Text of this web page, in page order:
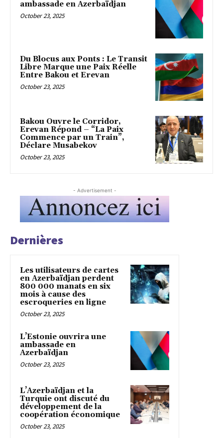
ambassade en Azerbaïdjan
October 23, 2025
Du Blocus aux Ponts : Le Transit
Libre Marque une Paix Réelle
Entre Bakou et Erevan
October 23, 2025
Bakou Ouvre le Corridor,
Erevan Répond – “La Paix
Commence par un Train”,
Déclare Musabekov
October 23, 2025
- Advertisement -
Dernières
Les utilisateurs de cartes
en Azerbaïdjan perdent
800 000 manats en six
mois à cause des
escroqueries en ligne
October 23, 2025
L’Estonie ouvrira une
ambassade en
Azerbaïdjan
October 23, 2025
L’Azerbaïdjan et la
Turquie ont discuté du
développement de la
coopération économique
October 23, 2025